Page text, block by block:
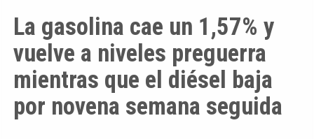
La gasolina cae un 1,57% y
vuelve a niveles preguerra
mientras que el diésel baja
por novena semana seguida